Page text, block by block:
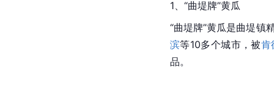
1、“曲堤牌”黄瓜
“曲堤牌”黄瓜是曲堤镇
滨等10多个城市，被肯
品。